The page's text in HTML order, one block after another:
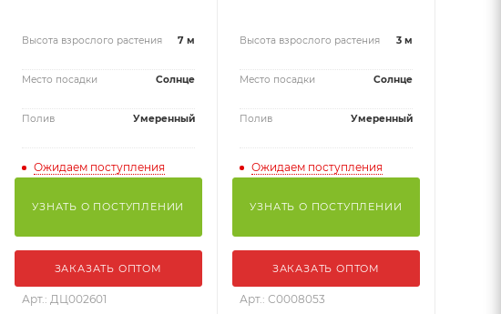
Высота взрослого растения 7 м
Место посадки Солнце
Полив Умеренный
Ожидаем поступления
УЗНАТЬ О ПОСТУПЛЕНИИ
ЗАКАЗАТЬ ОПТОМ
Арт.: ДЦ002601
Высота взрослого растения 3 м
Место посадки Солнце
Полив Умеренный
Ожидаем поступления
УЗНАТЬ О ПОСТУПЛЕНИИ
ЗАКАЗАТЬ ОПТОМ
Арт.: С0008053